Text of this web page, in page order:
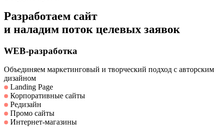
Разработаем сайт
и наладим поток целевых заявок
WEB-разработка
Объединяем маркетинговый и творческий подход с авторским
дизайном
Landing Page
Корпоративные сайты
Редизайн
Промо сайты
Интернет-магазины